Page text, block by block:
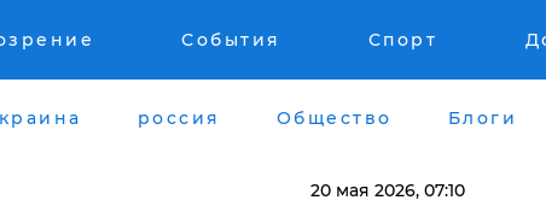
События Спорт
россия Общество Блоги
20 мая 2026, 07:10